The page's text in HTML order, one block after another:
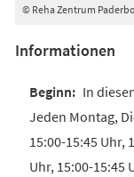
© Reha Zentrum
Informationen
In
Jeden Montag,
15:00-15:45 Uhr,
Uhr, 15:00-15:45